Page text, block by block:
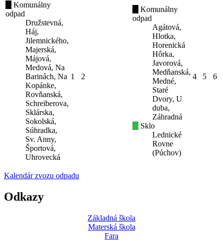
Komunálny
odpad
Družstevná,
Háj,
Jilemnického,
Majerská,
Májová,
Medová, Na
Barinách, Na
Kopánke,
Rovňanská,
Schreiberova,
Sklárska,
Sokolská,
Súhradka,
Sv. Anny,
Športová,
Uhrovecká
1 2
Komunálny
odpad
Agátová,
Hlotka,
Horenická
Hôrka,
Javorová,
Medňanská,
Medné,
Staré
Dvory, U
duba,
Záhradná
Sklo
Lednické
Rovne
(Púchov)
4 5 6
Kalendár zvozu odpadu
Odkazy
Základná škola
Materská škola
Fara